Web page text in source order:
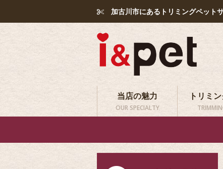
加古川市にあるトリミングペット
当店の魅力
OUR SPECIALTY
トリミ